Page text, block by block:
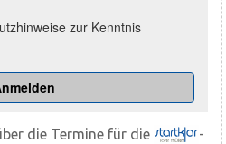
die Termine für die
-